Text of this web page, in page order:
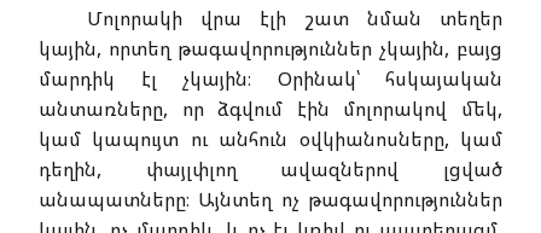
Մոլորակի վրա էլի շատ նման տեղեր
կային, որտեղ թագավորություններ չկային, բայց
մարդիկ էլ չկային։ Օրինակ՝ հսկայական
անտառները, որ ձգվում էին մոլորակով մեկ,
կամ կապույտ ու անհուն օվկիանոսները, կամ
դեղին, փայլփլող ավազներով լցված
անապատները։ Այնտեղ ոչ թագավորություններ